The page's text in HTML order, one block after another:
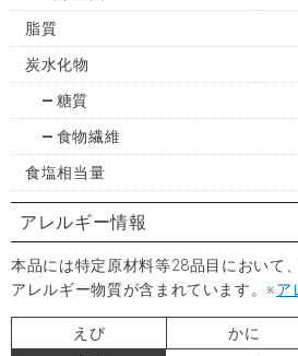
脂質
炭水化物
糖質
食物繊維
食塩相当量
アレルギー情報
本品には特定原材料等28品目において
アレルギー物質が含まれています。※ア
えび かに